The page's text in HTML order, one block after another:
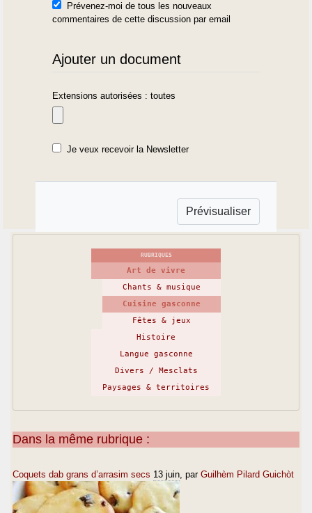
Prévenez-moi de tous les nouveaux
commentaires de cette discussion par email
Ajouter un document
Extensions autorisées : toutes
Je veux recevoir la Newsletter
RUBRIQUES
Art de vivre
Chants & musique
Cuisine gasconne
Fêtes & jeux
Histoire
Langue gasconne
Divers / Mesclats
Paysages & territoires
Dans la même rubrique :
Coquets dab grans d’arrasim secs 13 juin, par Guilhèm Pilard Guichòt